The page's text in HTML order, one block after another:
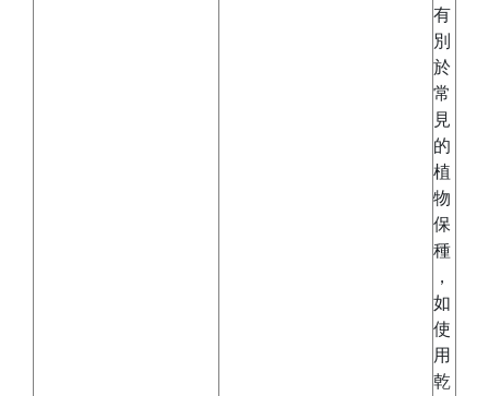
有
別
於
常
見
的
植
物
保
種
，
如
使
用
乾